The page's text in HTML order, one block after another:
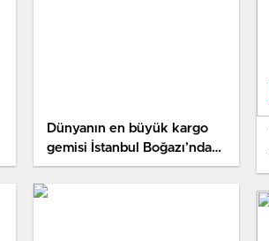
Dünyanın en büyük kargo
gemisi İstanbul Boğazı’ndan
geçti